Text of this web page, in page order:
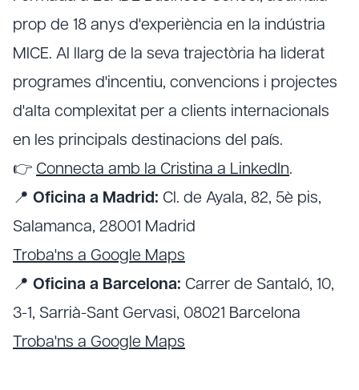
prop de 18 anys d'experiència en la indústria
MICE. Al llarg de la seva trajectòria ha liderat
programes d'incentiu, convencions i projectes
d'alta complexitat per a clients internacionals
en les principals destinacions del país.
👉 Connecta amb la Cristina a LinkedIn.
📍 Oficina a Madrid: Cl. de Ayala, 82, 5è pis,
Salamanca, 28001 Madrid
Troba'ns a Google Maps
📍 Oficina a Barcelona: Carrer de Santaló, 10,
3-1, Sarrià-Sant Gervasi, 08021 Barcelona
Troba'ns a Google Maps